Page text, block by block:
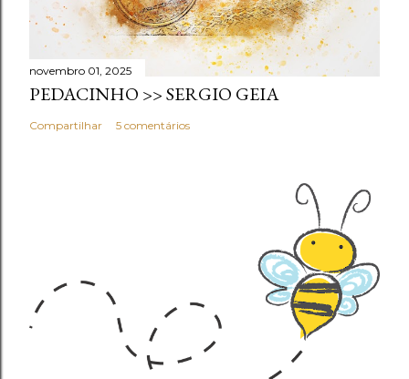
novembro 01, 2025
PEDACINHO >> SERGIO GEIA
Compartilhar 5 comentários